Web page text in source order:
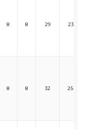
8 8 29 233
8 8 32 254